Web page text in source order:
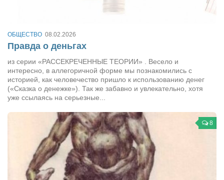
Александра Сокол
Владимир Айзенберг
Игорь Добровольский
Оксана Скоробагатская
Александра Скорук
Евгений Полюхович
Ольга Чикина
ОБЩЕСТВО 08.02.2026
Правда о деньгах
из серии «РАССЕКРЕЧЕННЫЕ ТЕОРИИ» . Весело и
интересно, в аллегоричной форме мы познакомились с
историей, как человечество пришло к использованию денег
(«Сказка о денежке»). Так же забавно и увлекательно, хотя
уже ссылаясь на серьезные...
8